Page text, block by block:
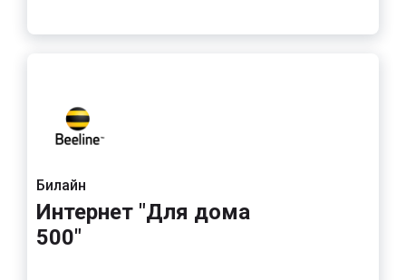
Билайн
Интернет "Для дома
500"